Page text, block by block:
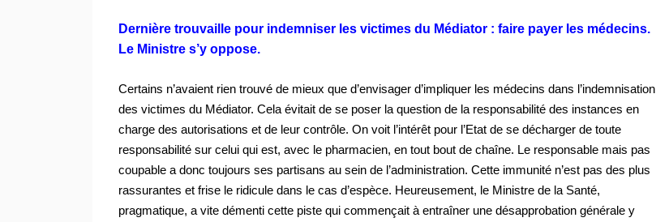
Dernière trouvaille pour indemniser les victimes du Médiator : faire payer les médecins.
Le Ministre s’y oppose.
Certains n’avaient rien trouvé de mieux que d’envisager d’impliquer les médecins dans l’indemnisation
des victimes du Médiator. Cela évitait de se poser la question de la responsabilité des instances en
charge des autorisations et de leur contrôle. On voit l’intérêt pour l’Etat de se décharger de toute
responsabilité sur celui qui est, avec le pharmacien, en tout bout de chaîne. Le responsable mais pas
coupable a donc toujours ses partisans au sein de l’administration. Cette immunité n’est pas des plus
rassurantes et frise le ridicule dans le cas d’espèce. Heureusement, le Ministre de la Santé,
pragmatique, a vite démenti cette piste qui commençait à entraîner une désapprobation générale y